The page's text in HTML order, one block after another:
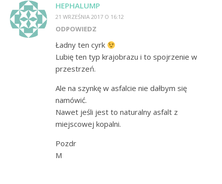
HEPHALUMP
21 WRZEŚNIA 2017 O 16:12
ODPOWIEDZ
Ładny ten cyrk
Lubię ten typ krajobrazu i to spojrzenie w
przestrzeń.
Ale na szynkę w asfalcie nie dałbym się
namówić.
Nawet jeśli jest to naturalny asfalt z
miejscowej kopalni.
Pozdr
M